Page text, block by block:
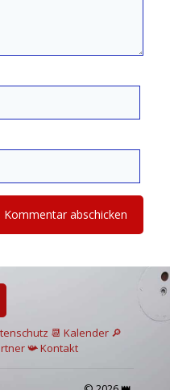
📆 Kalender 🔎
📯Kontakt